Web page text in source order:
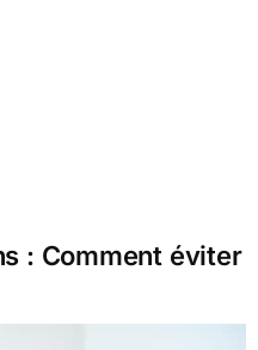
: Comment éviter